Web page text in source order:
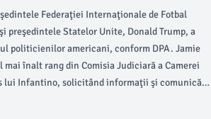
Federaţiei Internaţionale de Fotbal
preşedintele Statelor Unite, Donald Trump, a
politicienilor americani, conform DPA. Jamie
mai înalt rang din Comisia Judiciară a Camerei
lui Infantino, solicitând informaţii şi comunicări